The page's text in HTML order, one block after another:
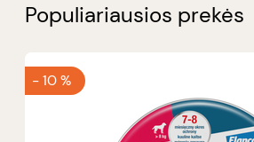
Populiariausios prekės
-10 %